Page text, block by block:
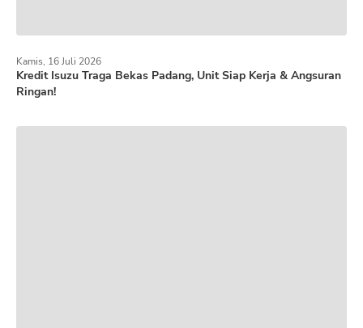
Kredit Isuzu Traga Bekas Padang, Unit Siap Kerja & Angsuran
Ringan!
Kamis, 16 Juli 2026